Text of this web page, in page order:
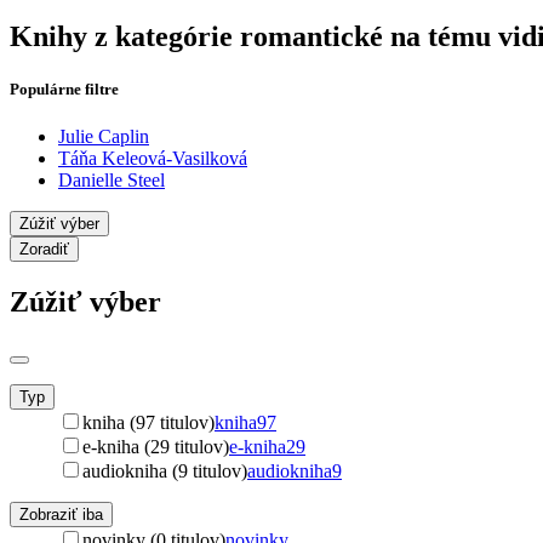
Knihy z kategórie romantické na tému
Populárne filtre
Julie Caplin
Táňa Keleová-Vasilková
Danielle Steel
Zúžiť výber
Zoradiť
Zúžiť výber
Typ
kniha (97 titulov)kniha97
e-kniha (29 titulov)e-kniha29
audiokniha (9 titulov)audiokniha9
Zobraziť iba